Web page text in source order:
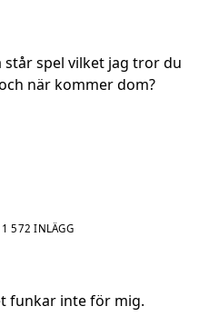
spel vilket jag tror du
när kommer dom?
1 572 INLÄGG
funkar inte för mig.